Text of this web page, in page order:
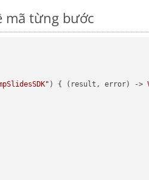
mã từng bước
) { (result, error) ->